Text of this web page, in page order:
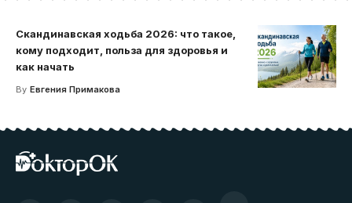
Скандинавская ходьба 2026: что такое,
кому подходит, польза для здоровья и
как начать
By Евгения Примакова